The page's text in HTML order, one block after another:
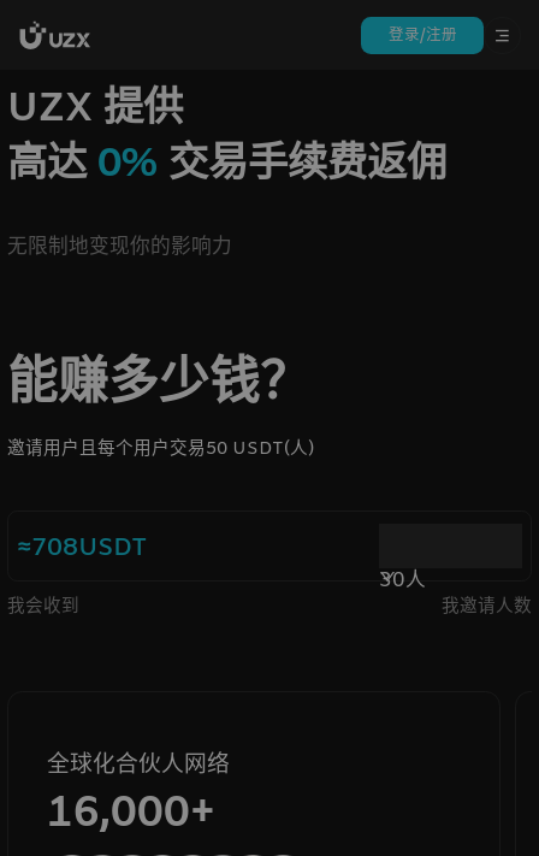
登录/注册
UZX 提供
高达 0% 交易手续费返佣
无限制地变现你的影响力
能赚多少钱？
邀请用户且每个用户交易50 USDT(人)
≈708USDT
30人
我会收到 我邀请人数
全球化合伙人网络
16,000+